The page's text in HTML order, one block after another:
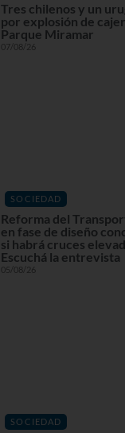
Tres chilenos y un
por explosión de
Parque Miramar
07/08/26
SOCIEDAD
Reforma del
en fase de diseño
si habrá cruces
Escuchá la entrevista
05/08/26
SOCIEDAD